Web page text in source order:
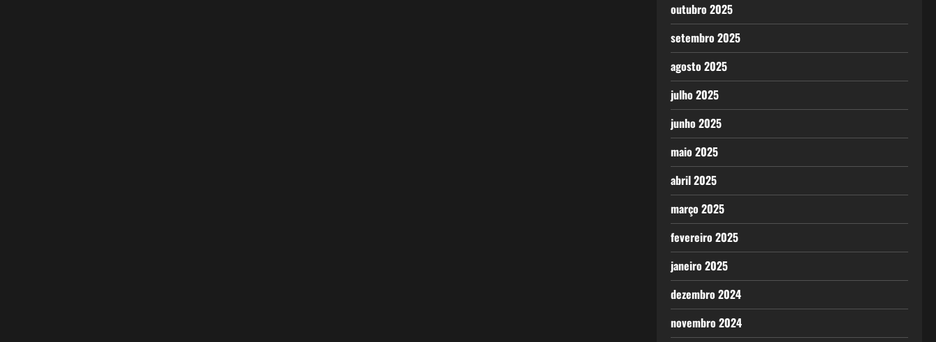
outubro 2025
setembro 2025
agosto 2025
julho 2025
junho 2025
maio 2025
abril 2025
março 2025
fevereiro 2025
janeiro 2025
dezembro 2024
novembro 2024